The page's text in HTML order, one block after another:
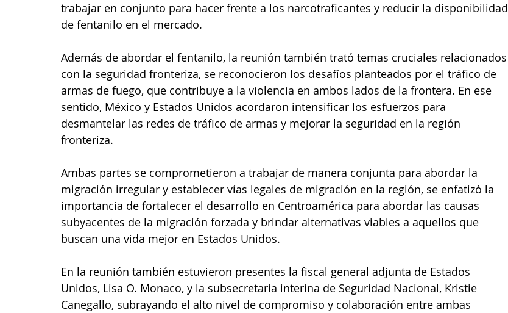
trabajar en conjunto para hacer frente a los narcotraficantes y reducir la disponibilidad
de fentanilo en el mercado.
Además de abordar el fentanilo, la reunión también trató temas cruciales relacionados
con la seguridad fronteriza, se reconocieron los desafíos planteados por el tráfico de
armas de fuego, que contribuye a la violencia en ambos lados de la frontera. En ese
sentido, México y Estados Unidos acordaron intensificar los esfuerzos para
desmantelar las redes de tráfico de armas y mejorar la seguridad en la región
fronteriza.
Ambas partes se comprometieron a trabajar de manera conjunta para abordar la
migración irregular y establecer vías legales de migración en la región, se enfatizó la
importancia de fortalecer el desarrollo en Centroamérica para abordar las causas
subyacentes de la migración forzada y brindar alternativas viables a aquellos que
buscan una vida mejor en Estados Unidos.
En la reunión también estuvieron presentes la fiscal general adjunta de Estados
Unidos, Lisa O. Monaco, y la subsecretaria interina de Seguridad Nacional, Kristie
Canegallo, subrayando el alto nivel de compromiso y colaboración entre ambas